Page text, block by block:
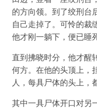
的方向领。到了绞刑台
自己走掉了。可怜的裁
他才刚一躺下，便已睡
直到拂晓时分，他才醒
何方。在他的头顶上，
人，每具尸体的头上，
其中一具尸体开口对另